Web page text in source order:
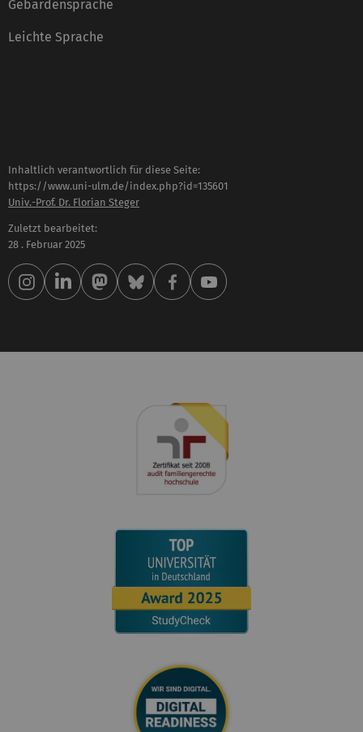
Gebärdensprache
Leichte Sprache
Inhaltlich verantwortlich für diese Seite:
https://www.uni-ulm.de/index.php?id=135601
Univ.-Prof. Dr. Florian Steger
Zuletzt bearbeitet:
28 . Februar 2025